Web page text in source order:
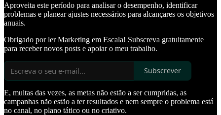
Aproveita este período para analisar o desempenho, identificar
problemas e planear ajustes necessários para alcançares os objetivos
anuais.
Obrigado por ler Marketing em Escala! Subscreva gratuitamente
para receber novos posts e apoiar o meu trabalho.
Subscrever
E, muitas das vezes, as metas não estão a ser cumpridas, as
campanhas não estão a ter resultados e nem sempre o problema está
no canal, no plano tático ou no criativo.